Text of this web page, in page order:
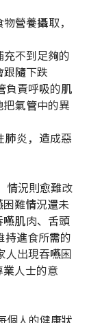
營養攝取，
充不到足夠的
隨下跌
負責呼吸的肌
氣管中的異
肺炎，造成惡
況則愈難改
難情況還未
肌肉、舌頭
進食所需的
人出現吞嚥困
人士的意
個人的健康狀